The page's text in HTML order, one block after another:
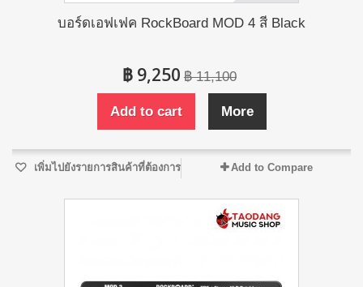
บอร์ดเอฟเฟค RockBoard MOD 4 สี Black
฿ 9,250 ฿ 11,100
Add to cart More
เพิ่มไปยังรายการสินค้าที่ต้องการ Add to Compare